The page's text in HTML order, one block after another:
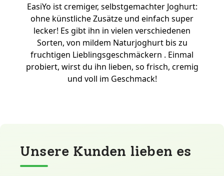
EasiYo ist cremiger, selbstgemachter Joghurt:
ohne künstliche Zusätze und einfach super
lecker! Es gibt ihn in vielen verschiedenen
Sorten, von mildem Naturjoghurt bis zu
fruchtigen Lieblingsgeschmäckern . Einmal
probiert, wirst du ihn lieben, so frisch, cremig
und voll im Geschmack!
Unsere Kunden lieben es